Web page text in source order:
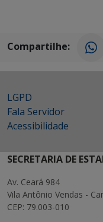
Compartilhe:
LGPD
Fala Servidor
Acessibilidade
SECRETARIA DE
Av. Ceará 984
Vila Antônio Vendas -
CEP: 79.003-010